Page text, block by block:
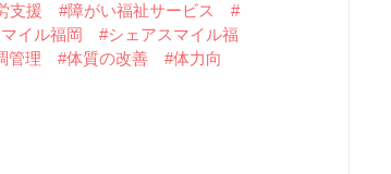
支援 #障がい福祉サービス
#
イル福岡
#シェアスマイル福
管理 #体質の改善
#体力向